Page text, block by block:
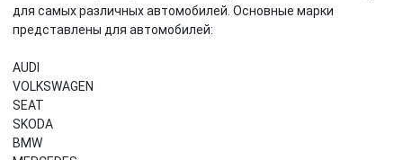
для самых различных автомобилей. Основные марки
представлены для автомобилей:
AUDI
VOLKSWAGEN
SEAT
SKODA
BMW